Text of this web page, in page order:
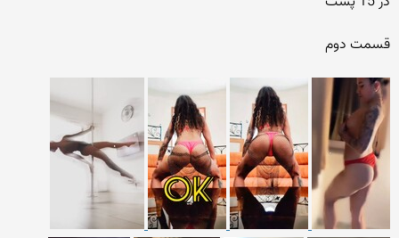
قسمت دوم